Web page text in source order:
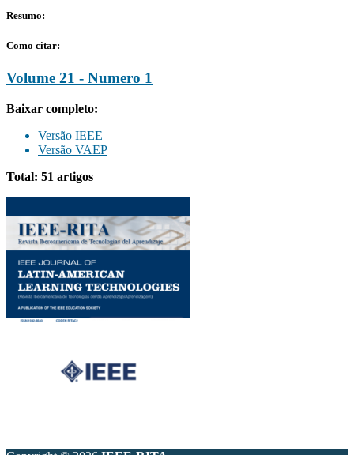
Resumo:
Como citar:
Volume 21 - Numero 1
Baixar completo:
Versão IEEE
Versão VAEP
Total: 51 artigos